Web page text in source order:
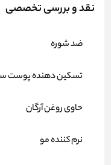
نقد و بررسی تخصصی
ضد شوره
تسکین دهنده پوست
حاوی روغن آرگان
نرم کننده مو